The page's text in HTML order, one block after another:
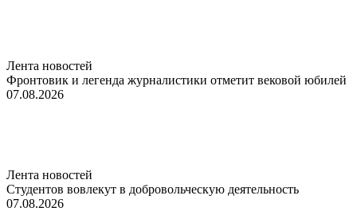
Лента новостей
Фронтовик и легенда журналистики отметит вековой юбилей
07.08.2026
Лента новостей
Студентов вовлекут в добровольческую деятельность
07.08.2026